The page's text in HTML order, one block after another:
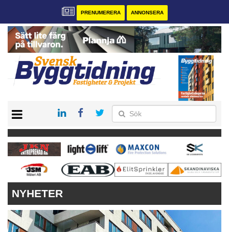
PRENUMERERA ANNONSERA
PRENUMERERA
VÅRA ANDRA MAGASIN
ANNONSERA
NYHETER